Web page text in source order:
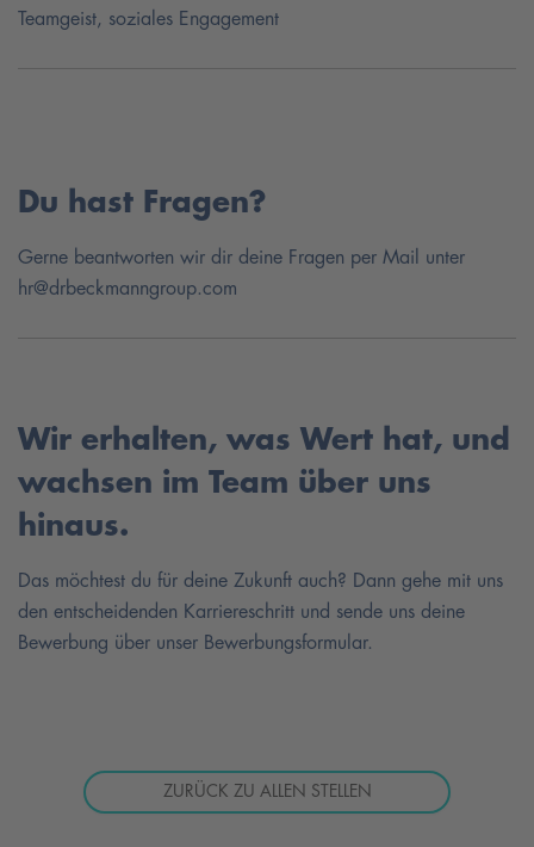
Teamgeist, soziales Engagement
Du hast Fragen?
Gerne beantworten wir dir deine Fragen per Mail unter
hr@drbeckmanngroup.com
Wir erhalten, was Wert hat, und
wachsen im Team über uns
hinaus.
Das möchtest du für deine Zukunft auch? Dann gehe mit uns
den entscheidenden Karriereschritt und sende uns deine
Bewerbung über unser Bewerbungsformular.
ZURÜCK ZU ALLEN STELLEN